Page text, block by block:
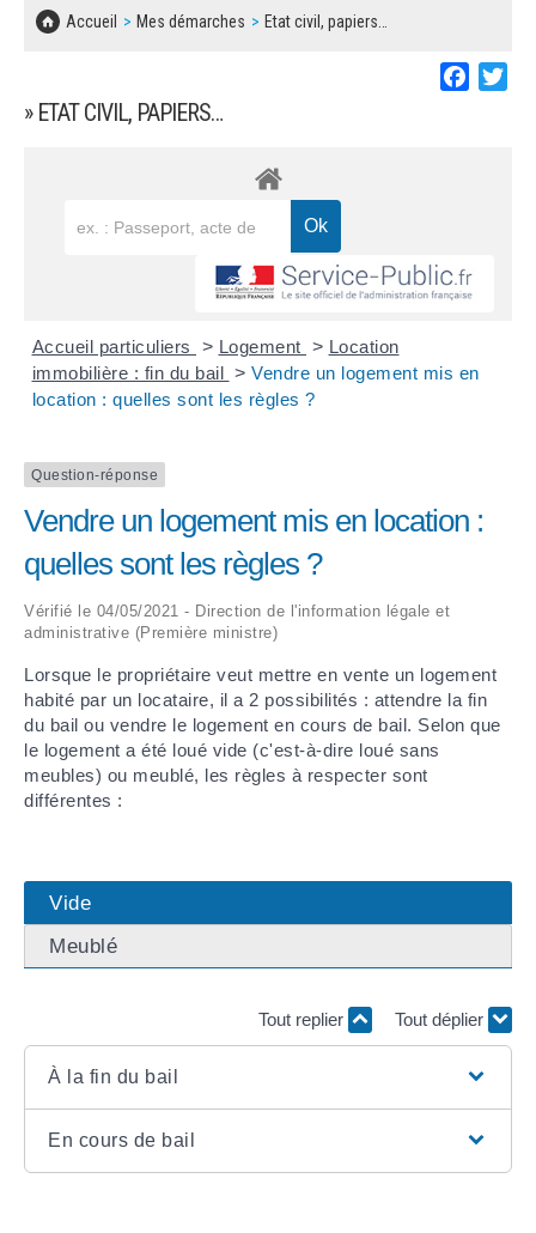
Accueil Mes démarches Etat civil, papiers…
» ETAT CIVIL, PAPIERS…
Accueil particuliers > Logement > Location
immobilière : fin du bail > Vendre un logement mis en
location : quelles sont les règles ?
Question-réponse
Vendre un logement mis en location :
quelles sont les règles ?
Vérifié le 04/05/2021 - Direction de l'information légale et
administrative (Première ministre)
Lorsque le propriétaire veut mettre en vente un logement
habité par un locataire, il a 2 possibilités : attendre la fin
du bail ou vendre le logement en cours de bail. Selon que
le logement a été loué vide (c'est-à-dire loué sans
meubles) ou meublé, les règles à respecter sont
différentes :
Vide
Meublé
Tout replier Tout déplier
À la fin du bail
En cours de bail
CONCERTATIONS PUBLIQUES
SOLIDARITÉ, LOGEMENT
SÉNIORS
DECHETS
BESOIN D'UNE AIDE ?
LES ASSOCIATIONS
MARCHÉS PUBLICS
DOCUMENT D'INFORMATION COMMUNAL
REGLEMENT LOCAL DE PUBLICITÉ
DECLARATION DE DEMARCHAGE
DOSSIER DE DEMANDE DE SUBVENTION
DEMANDE DE PRÊT DE MATERIEL
FICHE D'ORGANISATION MANIFESTATION
PLAN D'ACTION MUNICIPAL
ARRÊTÉS MUNICIPAUX
DÉLIBÉRATIONS